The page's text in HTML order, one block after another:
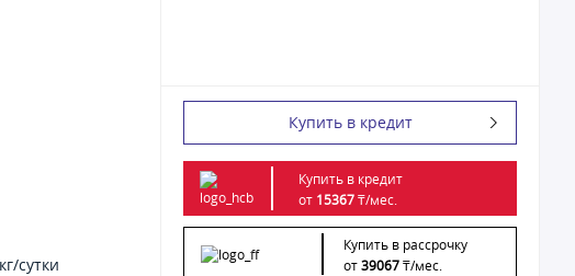
сутки
Купить в кредит
Купить в кредит
от 15367₸/мес.
Купить в рассрочку
от39067₸/мес.